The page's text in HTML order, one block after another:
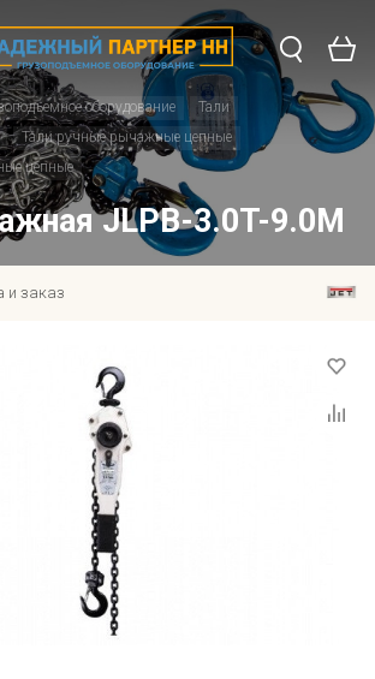
оборудование
Тали
Тали ручные рычажные цепные
цепные
JLPB-3.0T-9.0M
и заказ